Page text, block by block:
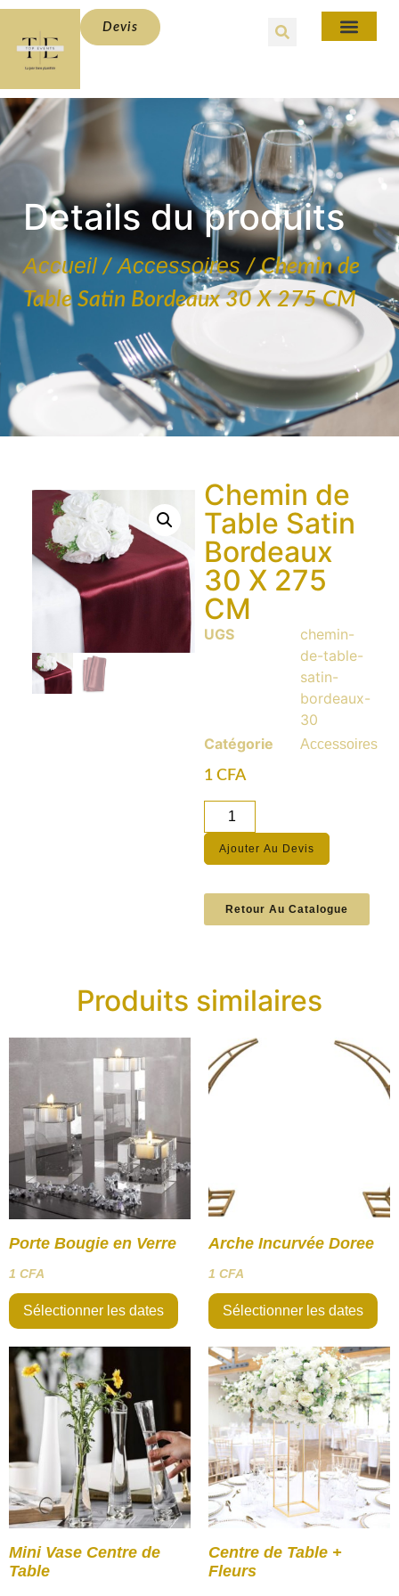
Devis
Details du produits
Accueil /Accessoires/ Chemin de
Table Satin Bordeaux 30 X 275 CM
Chemin de
Table Satin
Bordeaux
30 X 275
CM
UGS
chemin-
de-table-
satin-
bordeaux-
30
Catégorie
Accessoires
1CFA
Ajouter Au Devis
Retour Au Catalogue
Produits similaires
Porte Bougie en Verre
1 CFA
Sélectionner les dates
Arche Incurvée Doree
1 CFA
Sélectionner les dates
Mini Vase Centre de
Table
Centre de Table +
Fleurs